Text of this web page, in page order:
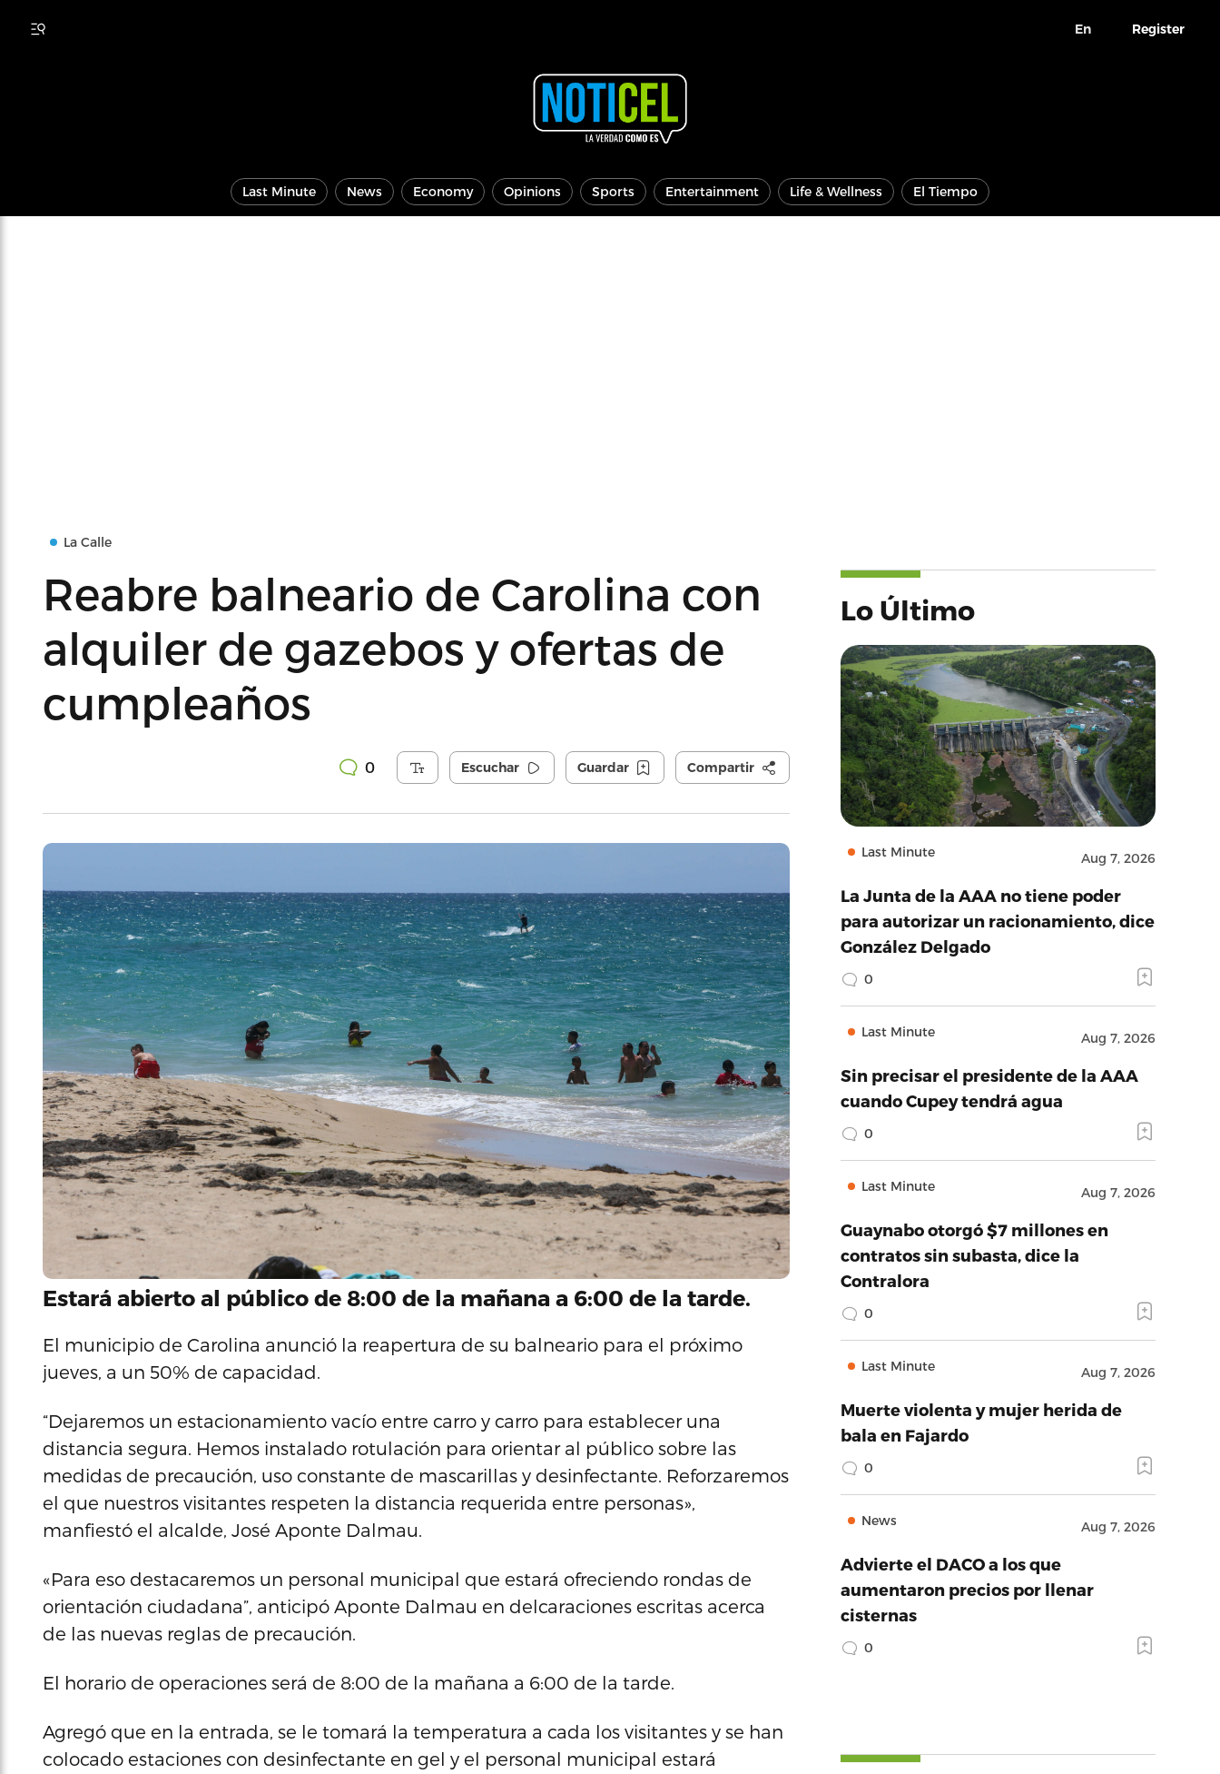
En Register
Last Minute News Economy Opinions Sports Entertainment Life & Wellness El Tiempo
La Calle
Reabre balneario de Carolina con
alquiler de gazebos y ofertas de
cumpleaños
0 Escuchar Guardar Compartir
Estará abierto al público de 8:00 de la mañana a 6:00 de la tarde.
El municipio de Carolina anunció la reapertura de su balneario para el próximo
jueves, a un 50% de capacidad.
“Dejaremos un estacionamiento vacío entre carro y carro para establecer una
distancia segura. Hemos instalado rotulación para orientar al público sobre las
medidas de precaución, uso constante de mascarillas y desinfectante. Reforzaremos
el que nuestros visitantes respeten la distancia requerida entre personas»,
manfiestó el alcalde, José Aponte Dalmau.
«Para eso destacaremos un personal municipal que estará ofreciendo rondas de
orientación ciudadana”, anticipó Aponte Dalmau en delcaraciones escritas acerca
de las nuevas reglas de precaución.
El horario de operaciones será de 8:00 de la mañana a 6:00 de la tarde.
Agregó que en la entrada, se le tomará la temperatura a cada los visitantes y se han
colocado estaciones con desinfectante en gel y el personal municipal estará
Lo Último
Last Minute Aug 7, 2026
La Junta de la AAA no tiene poder
para autorizar un racionamiento, dice
González Delgado
0
Last Minute Aug 7, 2026
Sin precisar el presidente de la AAA
cuando Cupey tendrá agua
0
Last Minute Aug 7, 2026
Guaynabo otorgó $7 millones en
contratos sin subasta, dice la
Contralora
0
Last Minute Aug 7, 2026
Muerte violenta y mujer herida de
bala en Fajardo
0
News Aug 7, 2026
Advierte el DACO a los que
aumentaron precios por llenar
cisternas
0